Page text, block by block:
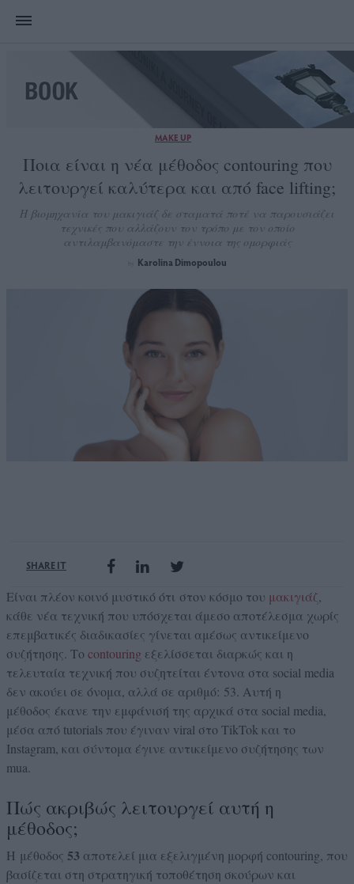
MAKE UP
Ποια είναι η νέα μέθοδος contouring που
λειτουργεί καλύτερα και από face lifting;
Η βιομηχανία του μακιγιάζ δε σταματά ποτέ να παρουσιάζει
τεχνικές που αλλάζουν τον τρόπο με τον οποίο
αντιλαμβανόμαστε την έννοια της ομορφιάς
Karolina Dimopoulou
SHARE IT
Είναι πλέον κοινό μυστικό ότι στον κόσμο του μακιγιάζ,
κάθε νέα τεχνική που υπόσχεται άμεσο αποτέλεσμα χωρίς
επεμβατικές διαδικασίες γίνεται αμέσως αντικείμενο
συζήτησης. Το contouring εξελίσσεται διαρκώς και η
τελευταία τεχνική που συζητείται έντονα στα social media
δεν ακούει σε όνομα, αλλά σε αριθμό: 53. Αυτή η
μέθοδος έκανε την εμφάνισή της αρχικά στα social media,
μέσα από tutorials που έγιναν viral στο TikTok και το
Instagram, και σύντομα έγινε αντικείμενο συζήτησης των
mua.
Πώς ακριβώς λειτουργεί αυτή η
μέθοδος;
H μέθοδος 53 αποτελεί μια εξελιγμένη μορφή contouring, που
βασίζεται στη στρατηγική τοποθέτηση σκούρων και